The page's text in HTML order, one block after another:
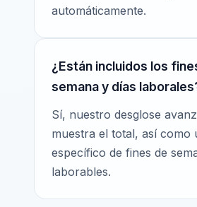
automáticamente.
¿Están incluidos los
semana y días
Sí, nuestro desglose
muestra el total, así como
específico de fines de
laborables.